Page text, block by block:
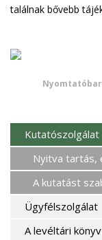
találnak bővebb
Kutatószolgálat
Nyitva tartás,
A kutatást
Ügyfélszolgálat
A levéltári